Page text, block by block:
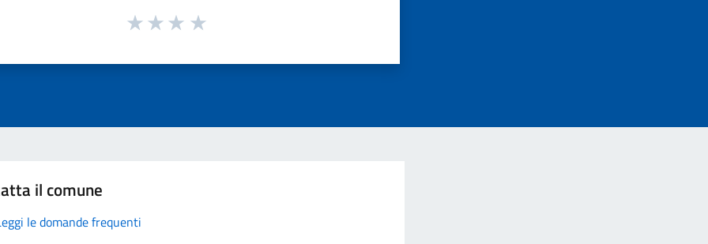
il comune
le domande frequenti